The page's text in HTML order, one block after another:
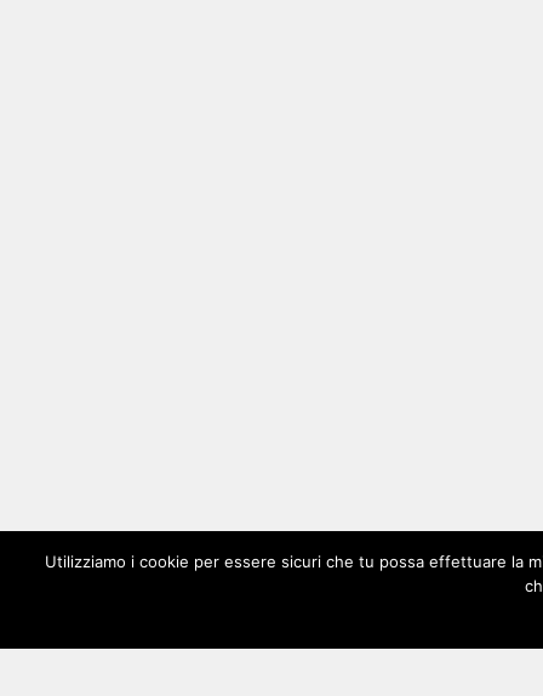
Utilizziamo i cookie per essere sicuri che tu possa effettuare la